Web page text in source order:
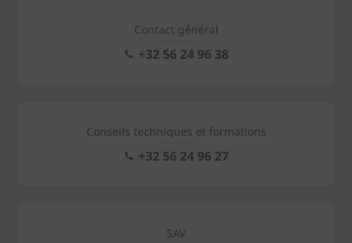
Contact général
+32 56 24 96 38
Conseils techniques et formations
+32 56 24 96 27
SAV